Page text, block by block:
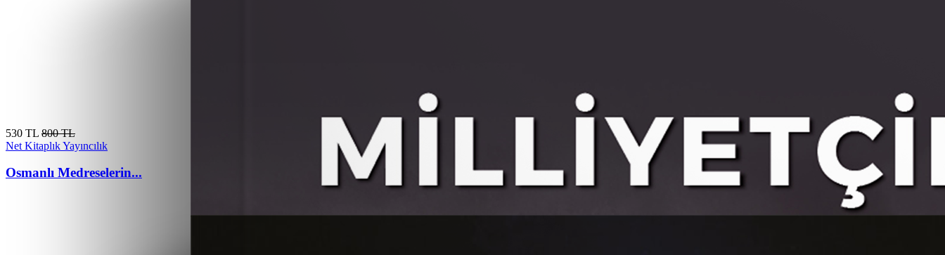
530 TL 800 TL
Net Kitaplık Yayıncılık
Osmanlı Medreselerin...